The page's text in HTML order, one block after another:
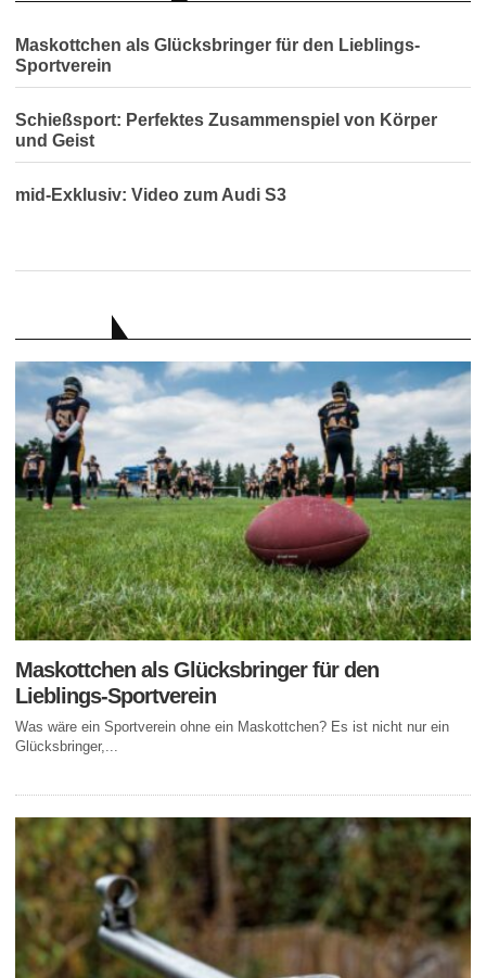
Maskottchen als Glücksbringer für den Lieblings-
Sportverein
Schießsport: Perfektes Zusammenspiel von Körper
und Geist
mid-Exklusiv: Video zum Audi S3
Maskottchen als Glücksbringer für den
Lieblings-Sportverein
Was wäre ein Sportverein ohne ein Maskottchen? Es ist nicht nur ein
Glücksbringer,...